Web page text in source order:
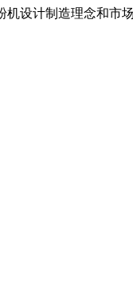
设计制造理念和市